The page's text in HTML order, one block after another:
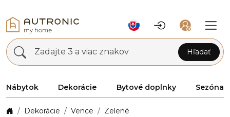
Zadajte 3 a viac znakov Hľadať
Nábytok Dekorácie Bytové doplnky Sezóna
Dekorácie Vence Zelené